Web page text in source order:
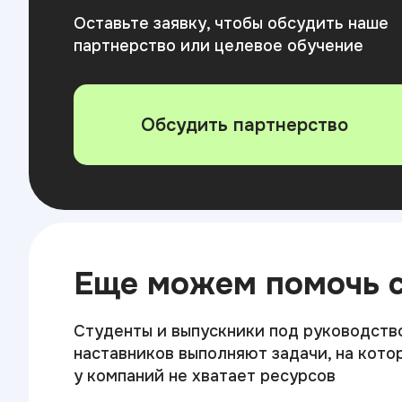
Оставьте заявку, чтобы обсудить наше
партнерство или целевое обучение
Обсудить партнерство
Студенты и выпускники под
наставников выполняют задачи, на
у компаний не хватает ресурсов
Еще можем помочь